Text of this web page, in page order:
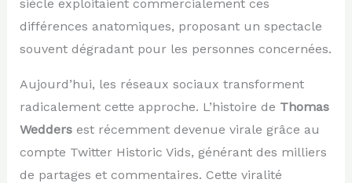
siècle exploitaient commercialement ces
différences anatomiques, proposant un spectacle
souvent dégradant pour les personnes concernées.
Aujourd’hui, les réseaux sociaux transforment
radicalement cette approche. L’histoire de Thomas
Weddersest récemment devenue virale grâce au
compte Twitter Historic Vids, générant des milliers
de partages et commentaires. Cette viralité